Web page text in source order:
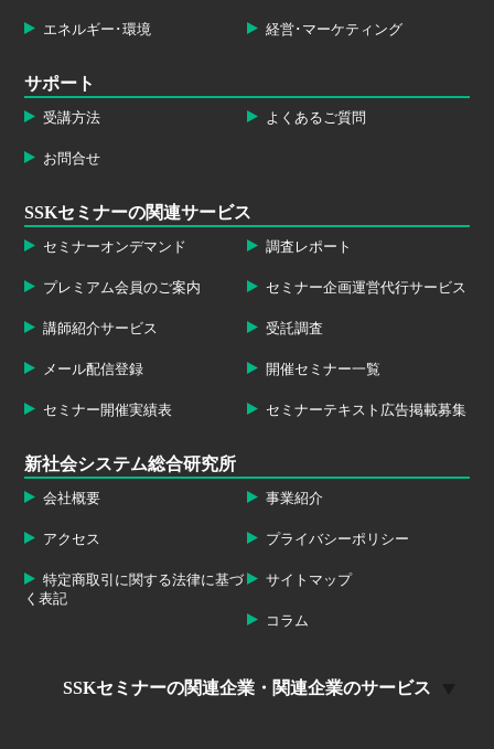
エネルギー･環境 経営･マーケティング
サポート
受講方法 よくあるご質問
お問合せ
SSKセミナーの関連サービス
セミナーオンデマンド 調査レポート
プレミアム会員のご案内 セミナー企画運営代行サービス
講師紹介サービス 受託調査
メール配信登録 開催セミナー一覧
セミナー開催実績表 セミナーテキスト広告掲載募集
新社会システム総合研究所
会社概要 事業紹介
アクセス プライバシーポリシー
特定商取引に関する法律に基づ
く表記
サイトマップ
コラム
SSKセミナーの関連企業・関連企業のサービス